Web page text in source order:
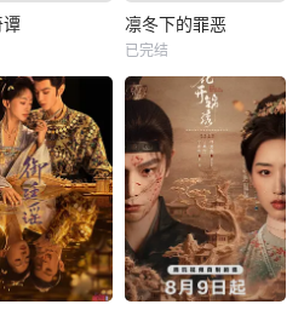
谭 凛冬下的罪恶
已完结